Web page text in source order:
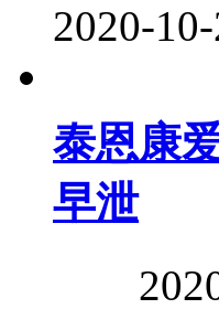
2020-
泰恩康
早泄
2020